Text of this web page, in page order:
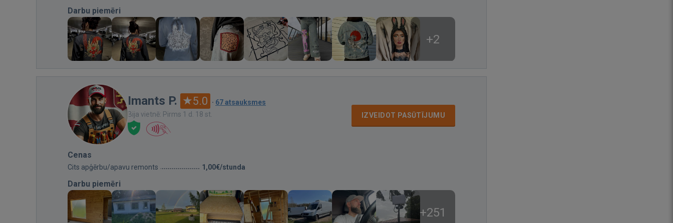
Darbu piemēri
+2
Imants P. 5.0 · 67 atsauksmes
Bija vietnē: Pirms 1 d. 18 st.
IZVEIDOT PASŪTĪJUMU
Cenas
Cits apģērbu/apavu remonts 1,00€/stunda
Darbu piemēri
+251